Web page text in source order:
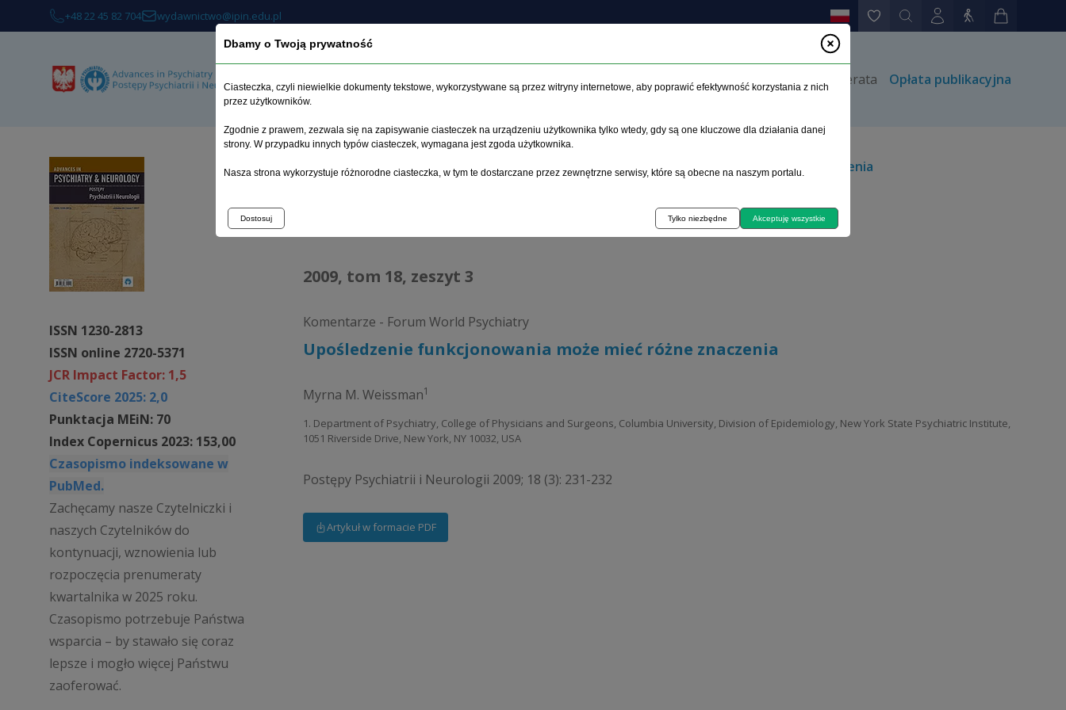
+48 22 45 82 704 wydawnictwo@ipin.edu.pl
O czasopiśmie Archiwum Etyka Instrukcja dla autorów Kontakt Prenumerata Opłata publikacyjna
ISSN 1230-2813
ISSN online 2720-5371
JCR Impact Factor: 1,5
CiteScore 2025: 2,0
Punktacja MEiN: 70
Index Copernicus 2023: 153,00
Czasopismo indeksowane w
PubMed.
Zachęcamy nasze Czytelniczki i
naszych Czytelników do
kontynuacji, wznowienia lub
rozpoczęcia prenumeraty
kwartalnika w 2025 roku.
Czasopismo potrzebuje Państwa
wsparcia – by stawało się coraz
lepsze i mogło więcej Państwu
zaoferować.
Strona główna >Archiwum>zeszyt 3>Upośledzenie funkcjonowania może mieć różne znaczenia
2009, tom 18, zeszyt 3
Komentarze - Forum World Psychiatry
Upośledzenie funkcjonowania może mieć różne znaczenia
Myrna M. Weissman1
1. Department of Psychiatry, College of Physicians and Surgeons, Columbia University, Division of Epidemiology, New York State Psychiatric Institute,
1051 Riverside Drive, New York, NY 10032, USA
Postępy Psychiatrii i Neurologii 2009; 18 (3): 231-232
Artykuł w formacie PDF
Dbamy o Twoją prywatność
Ciasteczka, czyli niewielkie dokumenty tekstowe, wykorzystywane są przez witryny internetowe, aby poprawić efektywność korzystania z nich
przez użytkowników.
Zgodnie z prawem, zezwala się na zapisywanie ciasteczek na urządzeniu użytkownika tylko wtedy, gdy są one kluczowe dla działania danej
strony. W przypadku innych typów ciasteczek, wymagana jest zgoda użytkownika.
Nasza strona wykorzystuje różnorodne ciasteczka, w tym te dostarczane przez zewnętrzne serwisy, które są obecne na naszym portalu.
Dostosuj Tylko niezbędne Akceptuję wszystkie